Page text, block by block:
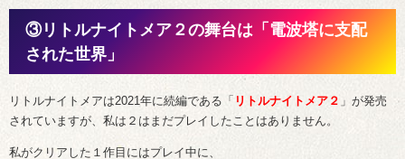
③リトルナイトメア２の舞台は「電波塔に支配
された世界」
リトルナイトメアは2021年に続編である「 リトルナイトメア２ 」が発売
されていますが、私は２はまだプレイしたことはありません。
私がクリアした１作目にはプレイ中に、